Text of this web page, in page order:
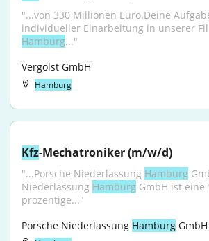
"...von 330 Millionen Euro.Deine
Hamburg..."
Vergölst GmbH
Hamburg
Kfz-Mechatroniker (m/w/d)
"...Porsche Niederlassung Hamburg
Niederlassung Hamburg GmbH ist eine
prozentige..."
Porsche Niederlassung Hamburg GmbH